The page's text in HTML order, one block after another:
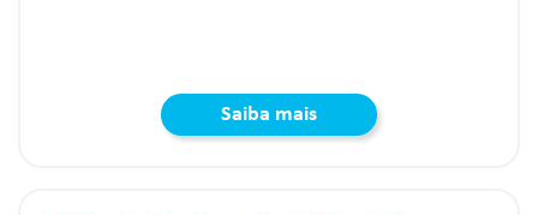
Saiba mais